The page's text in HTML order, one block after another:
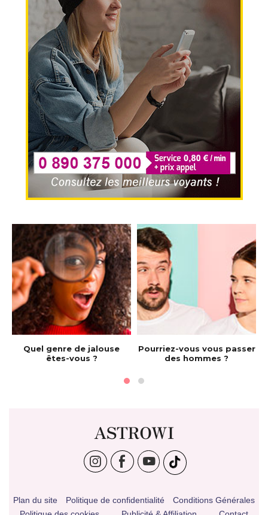
Quel genre de jalouse
êtes-vous ?
Pourriez-vous vous passer
des hommes ?
ASTROWI
Plan du site Politique de confidentialité
Conditions Générales